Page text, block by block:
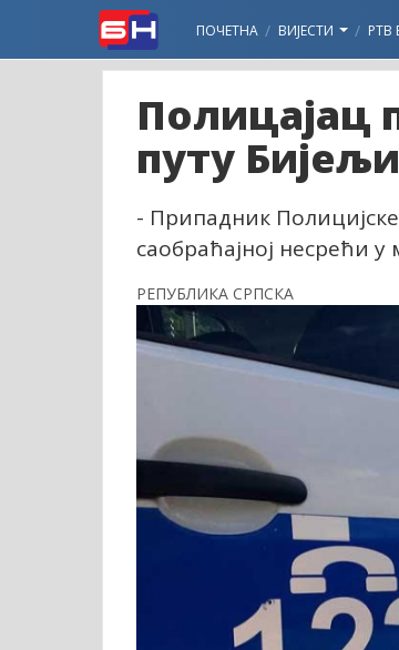
ПОЧЕТНА ВИЈЕСТИ РТВ
Полицајац
путу
- Припадник
саобраћајној несрећи
РЕПУБЛИКА СРПСКА